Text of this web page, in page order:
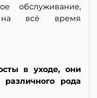
обслуживание,
на всё время
в уходе, они
рода